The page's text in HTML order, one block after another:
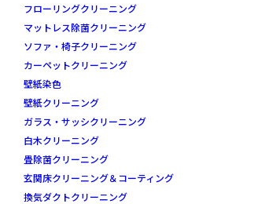
フローリングクリーニング
マットレス除菌クリーニング
ソファ・椅子クリーニング
カーペットクリーニング
壁紙染色
壁紙クリーニング
ガラス・サッシクリーニング
白木クリーニング
畳除菌クリーニング
玄関床クリーニング＆コーティング
換気ダクトクリーニング